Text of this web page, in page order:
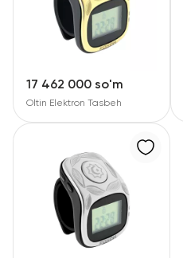
Barcha
Biz haqimizda
Do'kon topish
Sevimli
+998 71 205 22 22
17 462 000 so'm
Oltin Elektron Tasbeh